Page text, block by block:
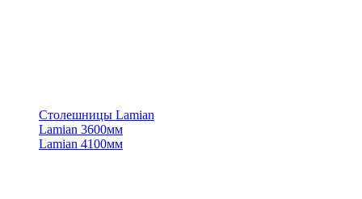
Столешницы Lamian
Lamian 3600мм
Lamian 4100мм